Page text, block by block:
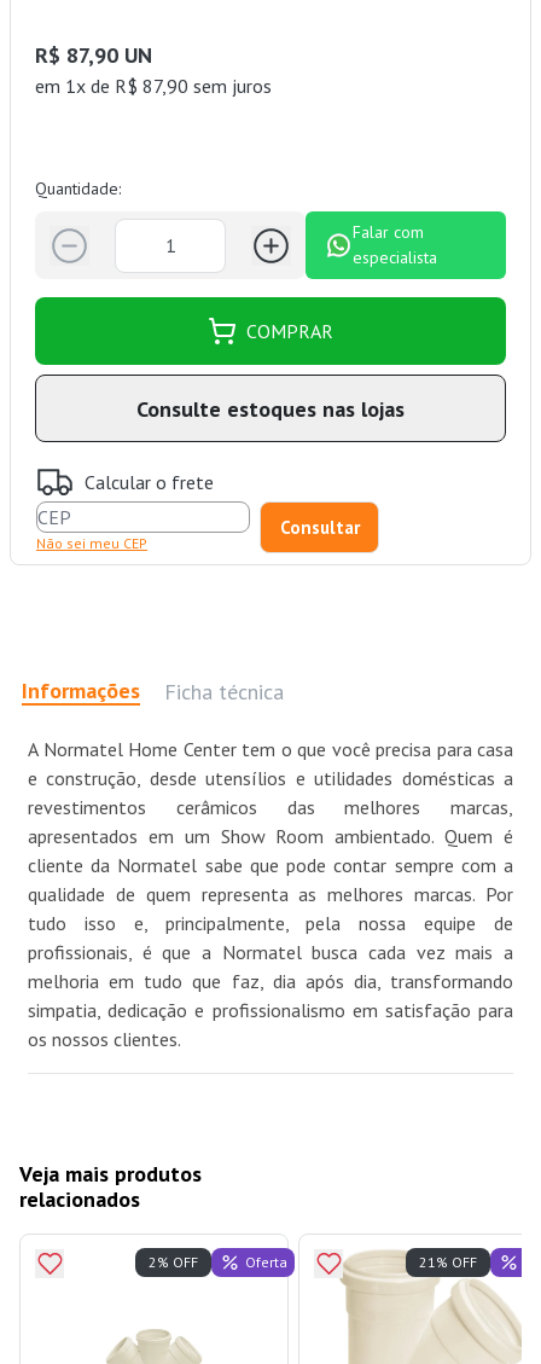
R$ 87,90 UN
em 1x de R$ 87,90 sem juros
Quantidade:
Falar com
especialista
COMPRAR
Consulte estoques nas lojas
Calcular o frete
Não sei meu CEP
Informações Ficha técnica
A Normatel Home Center tem o que você precisa para casa
e construção, desde utensílios e utilidades domésticas a
revestimentos cerâmicos das melhores marcas,
apresentados em um Show Room ambientado. Quem é
cliente da Normatel sabe que pode contar sempre com a
qualidade de quem representa as melhores marcas. Por
tudo isso e, principalmente, pela nossa equipe de
profissionais, é que a Normatel busca cada vez mais a
melhoria em tudo que faz, dia após dia, transformando
simpatia, dedicação e profissionalismo em satisfação para
os nossos clientes.
Veja mais produtos
relacionados
2% OFF Oferta 21% OFF